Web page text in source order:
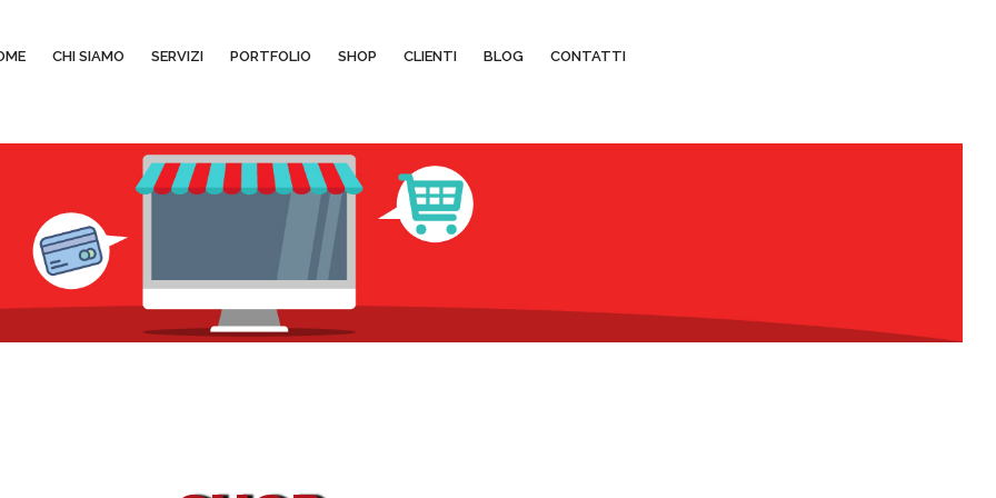
CHI SIAMO SERVIZI PORTFOLIO SHOP CLIENTI BLOG CONTATTI